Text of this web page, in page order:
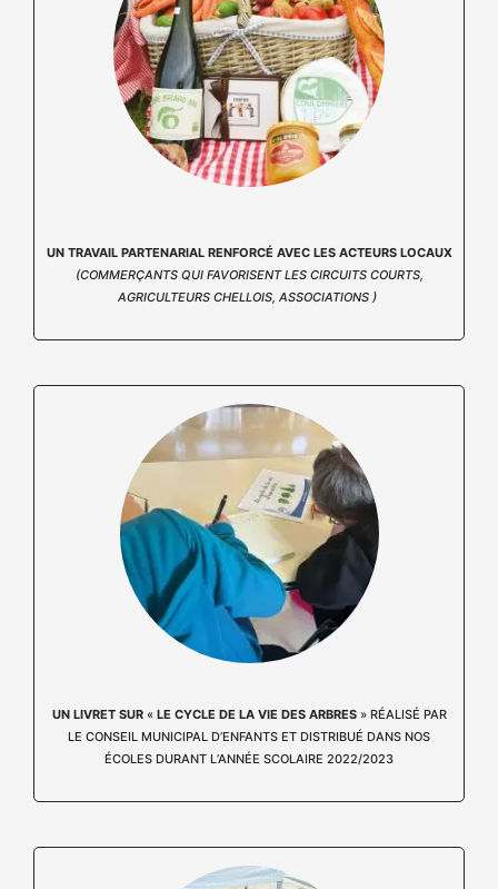
UN TRAVAIL PARTENARIAL RENFORCÉ AVEC LES ACTEURS LOCAUX
(COMMERÇANTS QUI FAVORISENT LES CIRCUITS COURTS,
AGRICULTEURS CHELLOIS, ASSOCIATIONS )
UN LIVRET SUR «LE CYCLE DE LA VIE DES ARBRES» RÉALISÉ PAR
LE CONSEIL MUNICIPAL D’ENFANTS ET DISTRIBUÉ DANS NOS
ÉCOLES DURANT L’ANNÉE SCOLAIRE 2022/2023